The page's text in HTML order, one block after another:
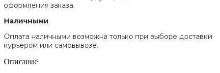
оформления заказа.
Наличными
Оплата наличными возможна только при выборе доставки
курьером или самовывозе.
Описание